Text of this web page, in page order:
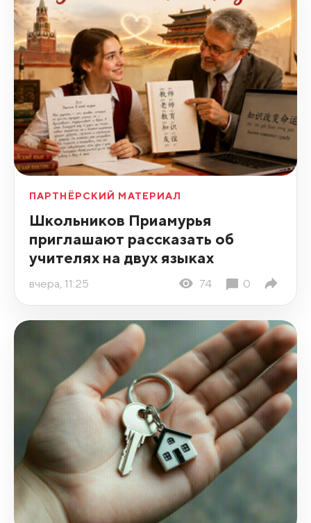
ПАРТНЁРСКИЙ МАТЕРИАЛ
Школьников Приамурья
приглашают рассказать об
учителях на двух языках
вчера, 11:25 74 0